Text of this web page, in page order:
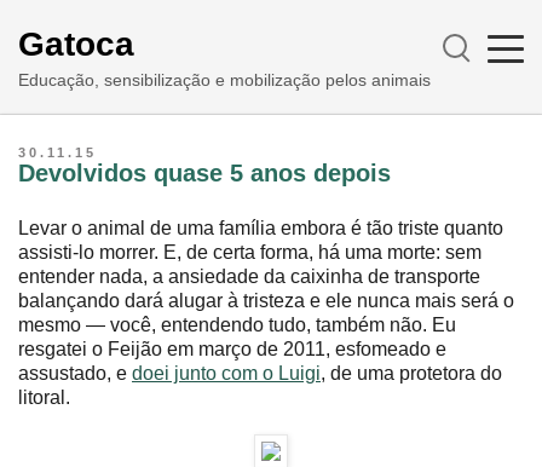
Gatoca
Educação, sensibilização e mobilização pelos animais
30.11.15
Devolvidos quase 5 anos depois
Levar o animal de uma família embora é tão triste quanto
assisti-lo morrer. E, de certa forma, há uma morte: sem
entender nada, a ansiedade da caixinha de transporte
balançando dará alugar à tristeza e ele nunca mais será o
mesmo ― você, entendendo tudo, também não. Eu
resgatei o Feijão em março de 2011, esfomeado e
assustado, e doei junto com o Luigi, de uma protetora do
litoral.